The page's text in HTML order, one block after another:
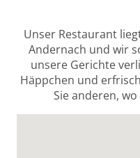
Unser Restaurant
Andernach und wir
unsere Gerichte
Häppchen und
Sie anderen,